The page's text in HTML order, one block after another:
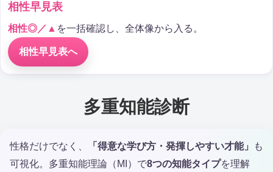
相性早見表
相性◎／▲ を一括確認し、全体像から入る。
相性早見表へ
多重知能診断
性格だけでなく、 「得意な学び方・発揮しやすい才能」
も
可視化。多重知能理論（MI）で8つの知能タイプを理解